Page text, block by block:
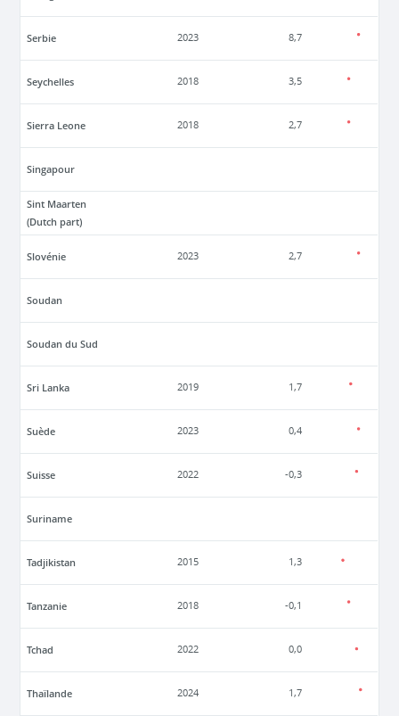
Serbie 2023 8,7
Seychelles 2018 3,5
Sierra Leone 2018 2,7
Singapour
Sint Maarten
(Dutch part)
Slovénie 2023 2,7
Soudan
Soudan du Sud
Sri Lanka 2019 1,7
Suède 2023 0,4
Suisse 2022 -0,3
Suriname
Tadjikistan 2015 1,3
Tanzanie 2018 -0,1
Tchad 2022 0,0
Thaïlande 2024 1,7